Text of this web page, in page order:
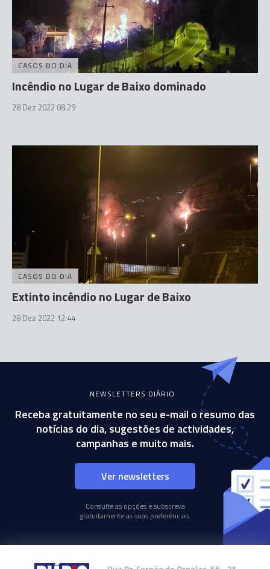
CASOS DO DIA
Incêndio no Lugar de Baixo dominado
28 Dez 2022 08:29
CASOS DO DIA
Extinto incêndio no Lugar de Baixo
28 Dez 2022 12:44
NEWSLETTERS DIÁRIO
Receba gratuitamente no seu e-mail o resumo das
notícias do dia, sugestões de actividades,
campanhas e muito mais.
Ver newsletters
Consulte as opções e subscreva
gratuitamente as suas preferências.